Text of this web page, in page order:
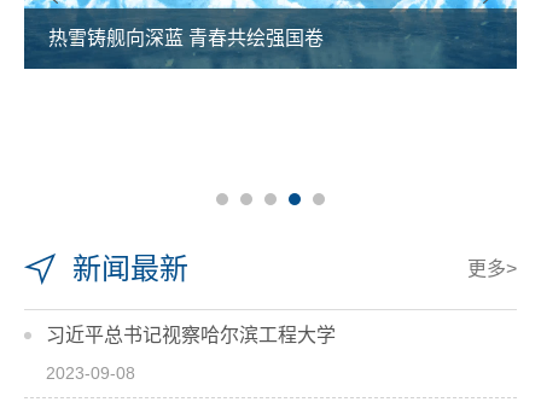
热雪铸舰向深蓝 青春共绘强国卷
新闻最新 更多>
习近平总书记视察哈尔滨工程大学
2023-09-08